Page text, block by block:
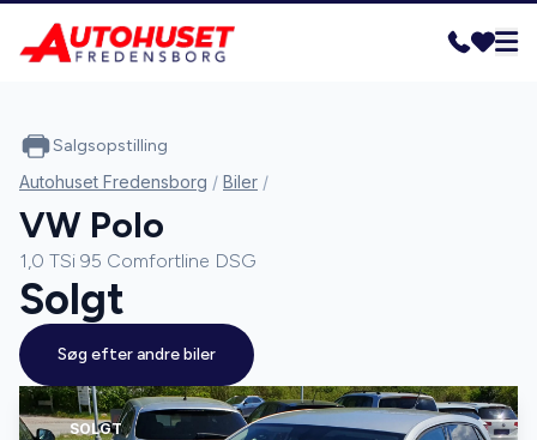
SOLGT
Salgsopstilling
Autohuset Fredensborg / Biler /
VW Polo
1,0 TSi 95 Comfortline DSG
Solgt
Søg efter andre biler